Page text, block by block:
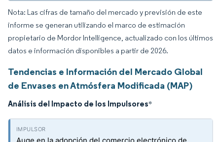
Nota: Las cifras de tamaño del mercado y previsión de este
informe se generan utilizando el marco de estimación
propietario de Mordor Intelligence, actualizado con los últimos
datos e información disponibles a partir de 2026.
Tendencias e Información del Mercado Global
de Envases en Atmósfera Modificada (MAP)
Análisis del Impacto de los Impulsores*